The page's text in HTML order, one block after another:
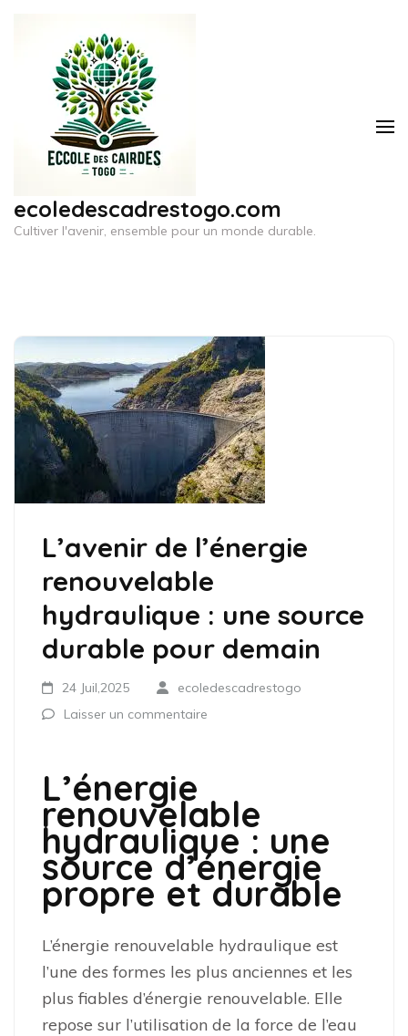
contenu
(Pressez
ecoledescadrestogo.com
Cultiver l'avenir, ensemble pour un monde durable.
L’avenir de l’énergie
renouvelable
hydraulique : une source
durable pour demain
24 Juil,2025
ecoledescadrestogo
Laisser un commentaire
L’énergie
renouvelable
hydraulique : une
source d’énergie
propre et durable
L’énergie renouvelable hydraulique est
l’une des formes les plus anciennes et les
plus fiables d’énergie renouvelable. Elle
repose sur l’utilisation de la force de l’eau